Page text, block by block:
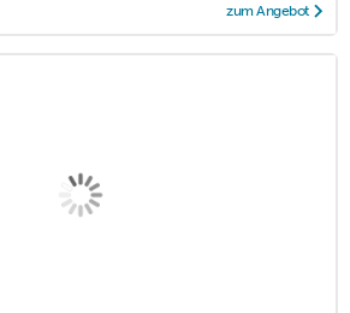
zum Angebot